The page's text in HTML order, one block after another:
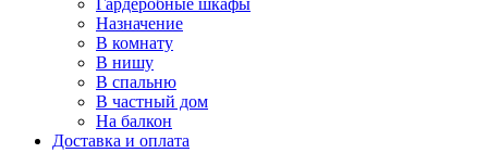
Гардеробные шкафы
Назначение
В комнату
В нишу
В спальню
В частный дом
На балкон
Доставка и оплата